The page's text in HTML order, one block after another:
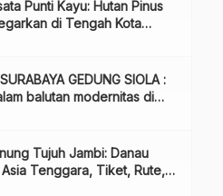
Punti Kayu: Hutan Pinus
di Tengah Kota
GEDUNG SIOLA :
balutan modernitas di
Review & Info
Tujuh Jambi: Danau
Tenggara, Tiket, Rute,
Tips Lengkap